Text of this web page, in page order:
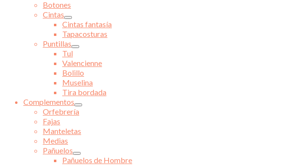
Botones
Cintas
Cintas fantasía
Tapacosturas
Puntillas
Tul
Valencienne
Bolillo
Muselina
Tira bordada
Complementos
Orfebrería
Fajas
Manteletas
Medias
Pañuelos
Pañuelos de Hombre